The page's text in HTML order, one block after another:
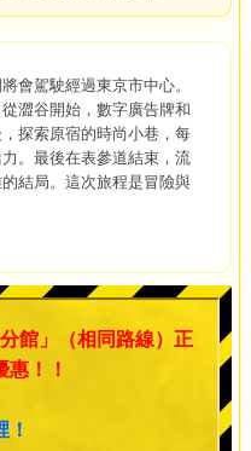
會駕駛經過東京市中心。
澀谷開始，數字廣告牌和
探索原宿的時尚小巷，每
。最後在表參道結束，流
結局。這次旅程是冒險與
館」（相同路線）正
！！